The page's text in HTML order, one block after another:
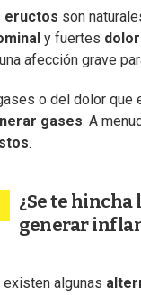
eructos son
y fuertes
afección grave
o del dolor
gases. A
.
¿Se te hincha
generar
algunas